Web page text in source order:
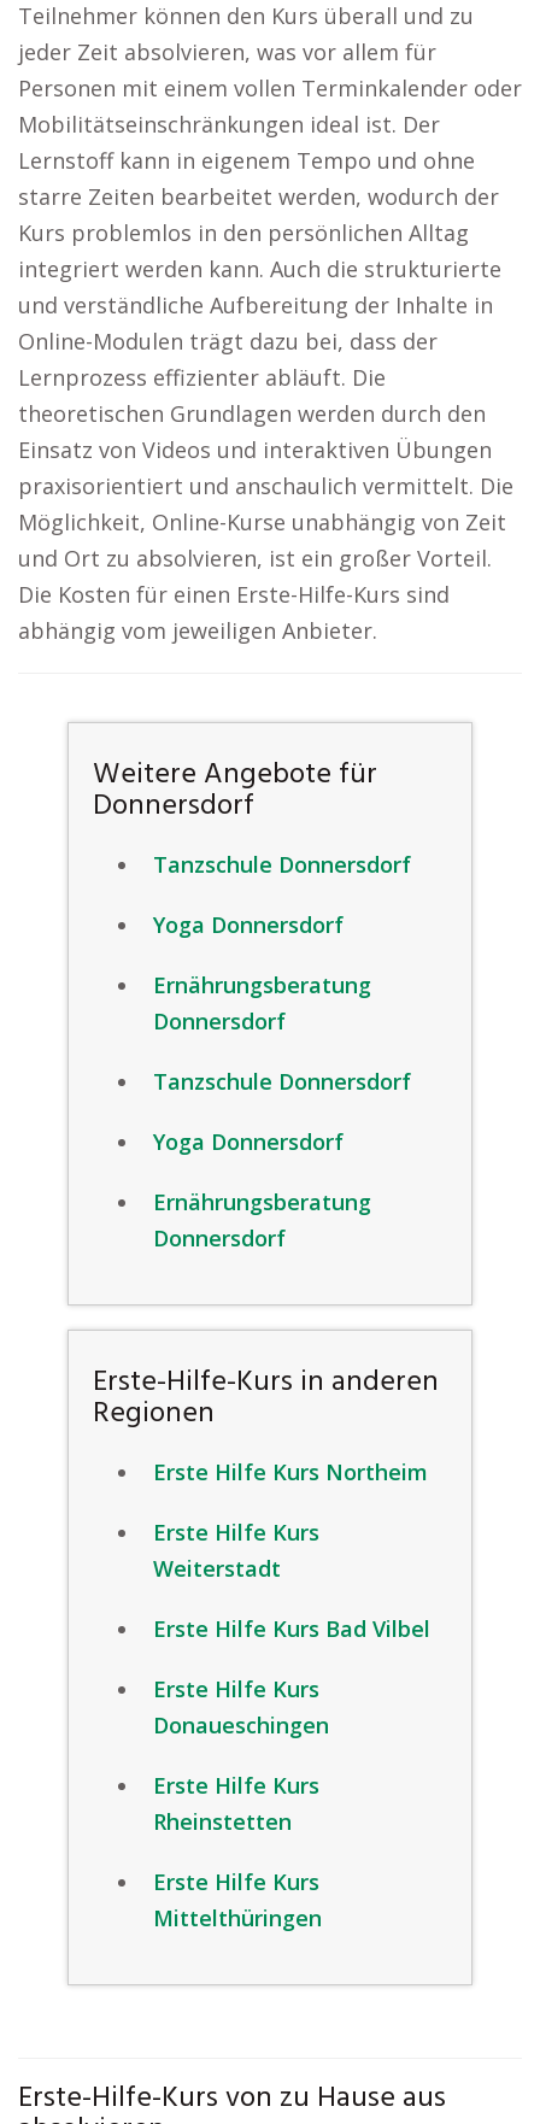
Teilnehmer können den Kurs überall und zu
jeder Zeit absolvieren, was vor allem für
Personen mit einem vollen Terminkalender oder
Mobilitätseinschränkungen ideal ist. Der
Lernstoff kann in eigenem Tempo und ohne
starre Zeiten bearbeitet werden, wodurch der
Kurs problemlos in den persönlichen Alltag
integriert werden kann. Auch die strukturierte
und verständliche Aufbereitung der Inhalte in
Online-Modulen trägt dazu bei, dass der
Lernprozess effizienter abläuft. Die
theoretischen Grundlagen werden durch den
Einsatz von Videos und interaktiven Übungen
praxisorientiert und anschaulich vermittelt. Die
Möglichkeit, Online-Kurse unabhängig von Zeit
und Ort zu absolvieren, ist ein großer Vorteil.
Die Kosten für einen Erste-Hilfe-Kurs sind
abhängig vom jeweiligen Anbieter.
Weitere Angebote für
Donnersdorf
Tanzschule Donnersdorf
Yoga Donnersdorf
Ernährungsberatung
Donnersdorf
Tanzschule Donnersdorf
Yoga Donnersdorf
Ernährungsberatung
Donnersdorf
Erste-Hilfe-Kurs in anderen
Regionen
Erste Hilfe Kurs Northeim
Erste Hilfe Kurs
Weiterstadt
Erste Hilfe Kurs Bad Vilbel
Erste Hilfe Kurs
Donaueschingen
Erste Hilfe Kurs
Rheinstetten
Erste Hilfe Kurs
Mittelthüringen
Erste-Hilfe-Kurs von zu Hause aus